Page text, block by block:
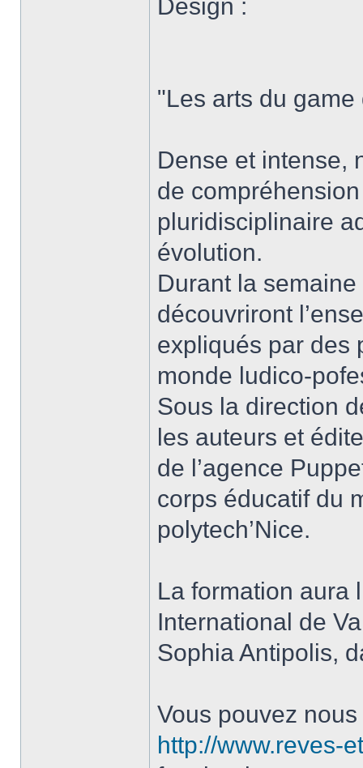
Design :
"Les arts du game
Dense et intense,
de
pluridisciplinaire
évolution.
Durant la
découvriront
expliqués par des
monde ludico-
Sous la direction
les auteurs et
de l’agence
corps éducatif du
polytech’Nice.
La formation aura
International de
Sophia Antipolis,
Vous pouvez
http://www.reves-